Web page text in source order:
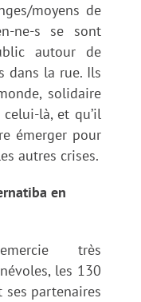
moyens de
ne-s se sont
autour de
dans la rue. Ils
solidaire
là, et qu’il
émerger pour
autres crises.
en
très
les 130
ses partenaires